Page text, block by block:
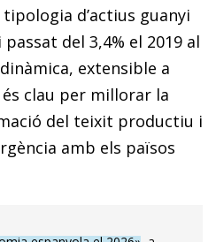
d’actius guanyi
del 3,4% el 2019 al
extensible a
clau per millorar la
del teixit productiu i
amb els països